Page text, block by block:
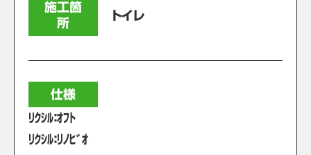
施工箇
所
トイレ
仕様
ﾘｸｼﾙ：ｵﾌﾄ
ﾘｸｼﾙ：ﾘﾉﾋﾞｵ